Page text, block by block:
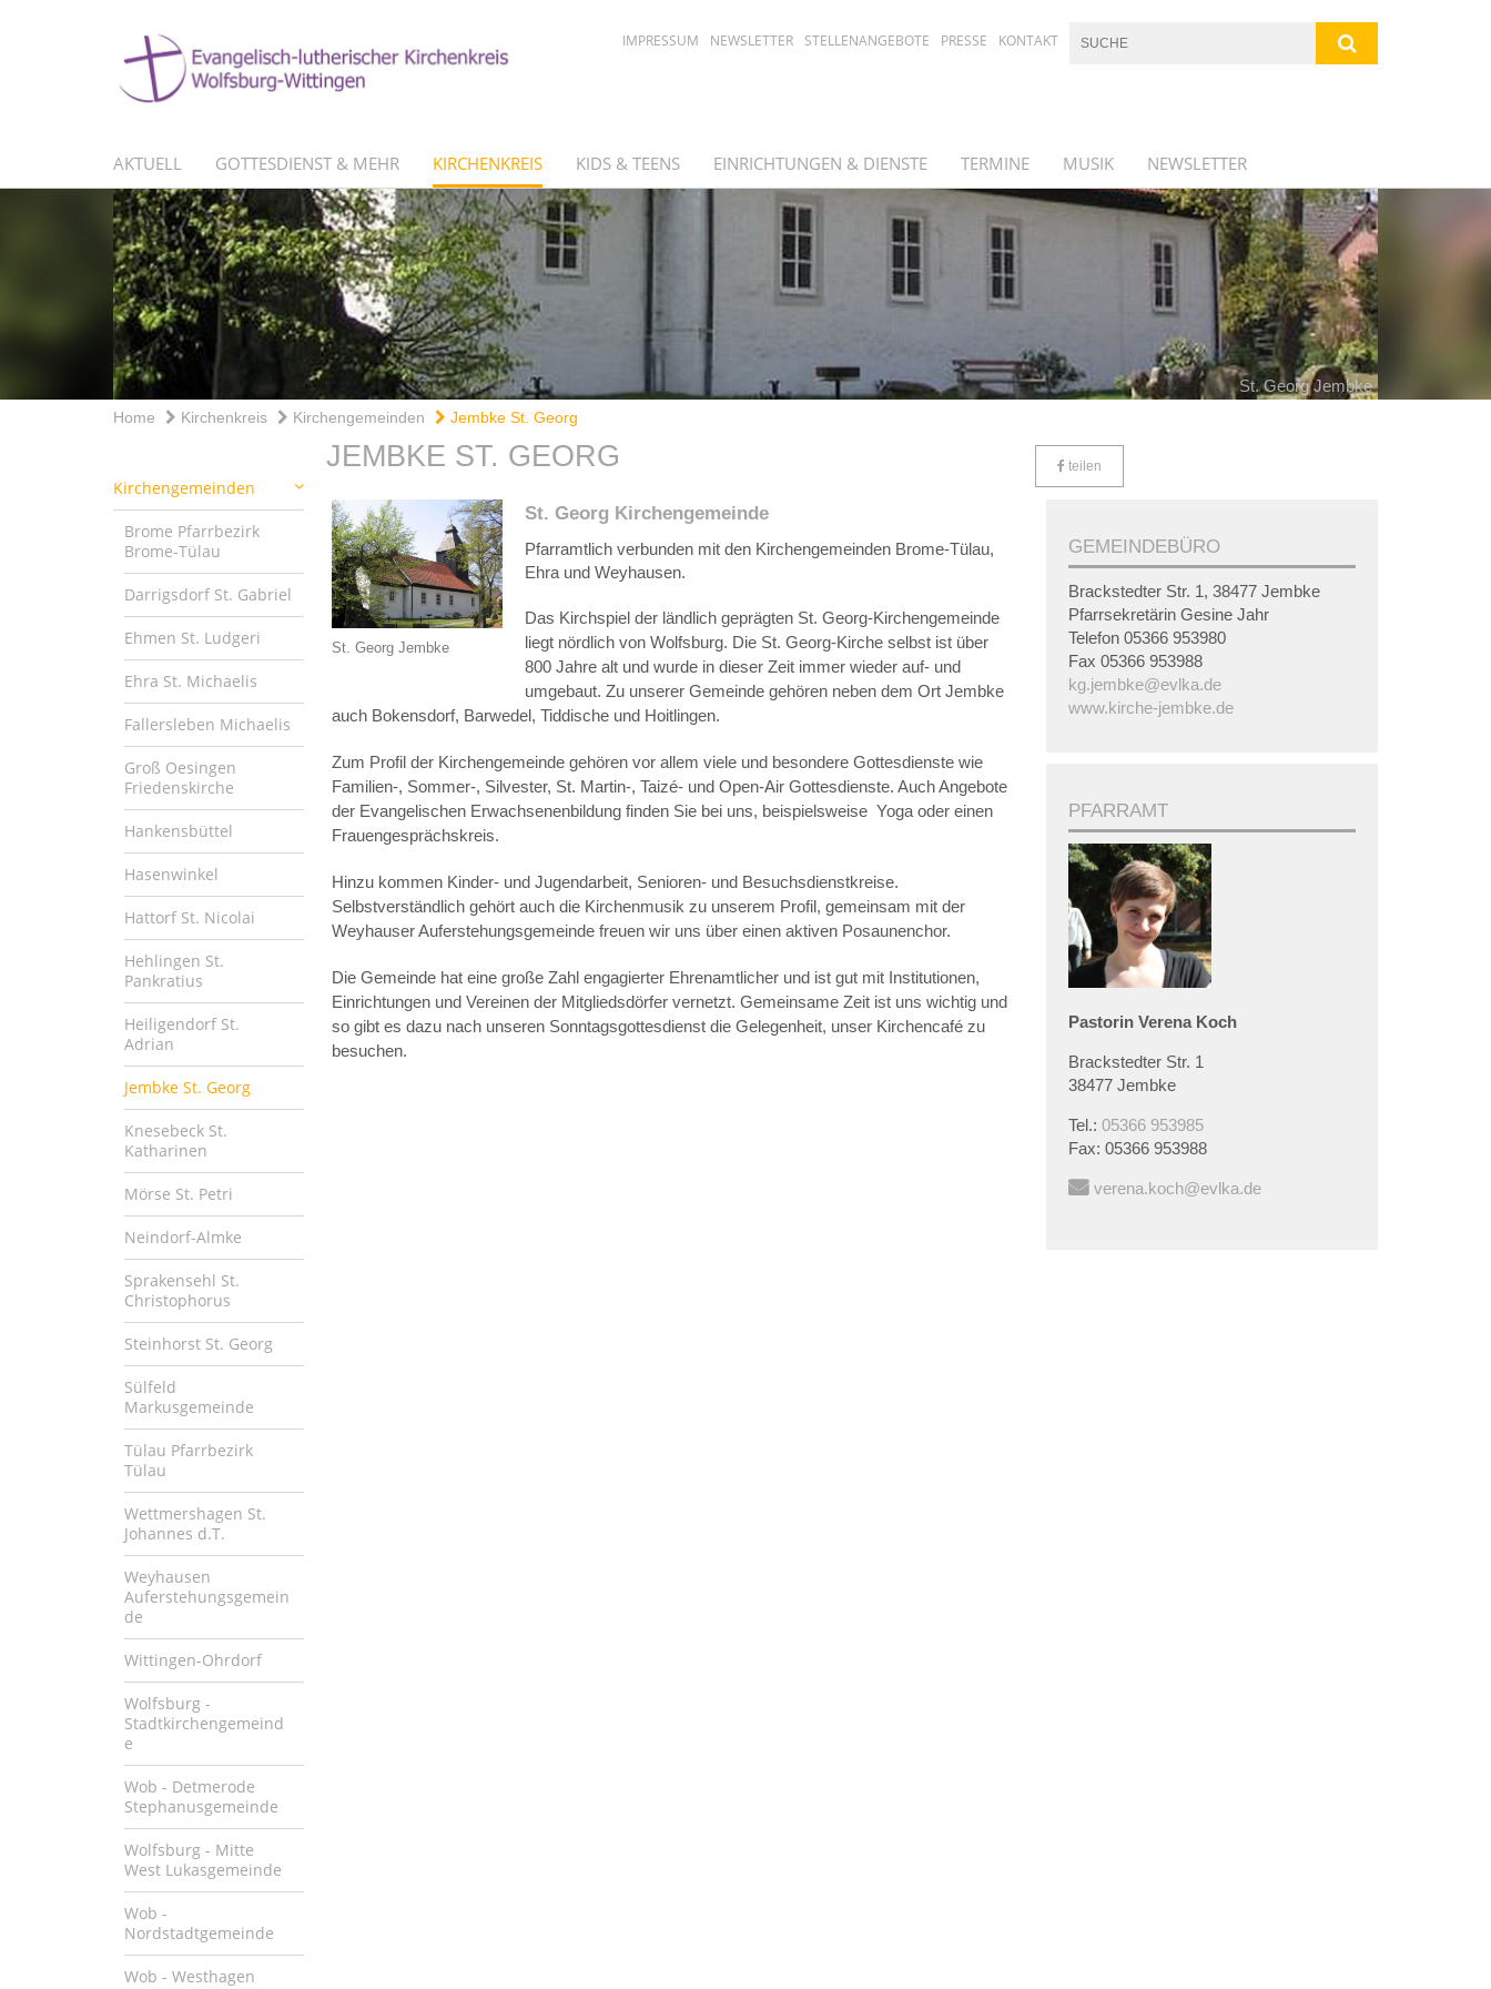
IMPRESSUM NEWSLETTER STELLENANGEBOTE PRESSE KONTAKT
AKTUELL GOTTESDIENST & MEHR KIRCHENKREIS KIDS & TEENS EINRICHTUNGEN & DIENSTE TERMINE MUSIK NEWSLETTER
St. Georg Jembke
Home Kirchenkreis Kirchengemeinden Jembke St. Georg
Kirchengemeinden
Brome Pfarrbezirk
Brome-Tülau
Darrigsdorf St. Gabriel
Ehmen St. Ludgeri
Ehra St. Michaelis
Fallersleben Michaelis
Groß Oesingen
Friedenskirche
Hankensbüttel
Hasenwinkel
Hattorf St. Nicolai
Hehlingen St.
Pankratius
Heiligendorf St.
Adrian
Jembke St. Georg
Knesebeck St.
Katharinen
Mörse St. Petri
Neindorf-Almke
Sprakensehl St.
Christophorus
Steinhorst St. Georg
Sülfeld
Markusgemeinde
Tülau Pfarrbezirk
Tülau
Wettmershagen St.
Johannes d.T.
Weyhausen
Auferstehungsgemein
de
Wittingen-Ohrdorf
Wolfsburg -
Stadtkirchengemeind
e
Wob - Detmerode
Stephanusgemeinde
Wolfsburg - Mitte
West Lukasgemeinde
Wob -
Nordstadtgemeinde
Wob - Westhagen
JEMBKE ST. GEORG teilen
St. Georg Jembke
St. Georg Kirchengemeinde
Pfarramtlich verbunden mit den Kirchengemeinden Brome-Tülau,
Ehra und Weyhausen.
Das Kirchspiel der ländlich geprägten St. Georg-Kirchengemeinde
liegt nördlich von Wolfsburg. Die St. Georg-Kirche selbst ist über
800 Jahre alt und wurde in dieser Zeit immer wieder auf- und
umgebaut. Zu unserer Gemeinde gehören neben dem Ort Jembke
auch Bokensdorf, Barwedel, Tiddische und Hoitlingen.
Zum Profil der Kirchengemeinde gehören vor allem viele und besondere Gottesdienste wie
Familien-, Sommer-, Silvester, St. Martin-, Taizé- und Open-Air Gottesdienste. Auch Angebote
der Evangelischen Erwachsenenbildung finden Sie bei uns, beispielsweise Yoga oder einen
Frauengesprächskreis.
Hinzu kommen Kinder- und Jugendarbeit, Senioren- und Besuchsdienstkreise.
Selbstverständlich gehört auch die Kirchenmusik zu unserem Profil, gemeinsam mit der
Weyhauser Auferstehungsgemeinde freuen wir uns über einen aktiven Posaunenchor.
Die Gemeinde hat eine große Zahl engagierter Ehrenamtlicher und ist gut mit Institutionen,
Einrichtungen und Vereinen der Mitgliedsdörfer vernetzt. Gemeinsame Zeit ist uns wichtig und
so gibt es dazu nach unseren Sonntagsgottesdienst die Gelegenheit, unser Kirchencafé zu
besuchen.
GEMEINDEBÜRO
Brackstedter Str. 1, 38477 Jembke
Pfarrsekretärin Gesine Jahr
Telefon 05366 953980
Fax 05366 953988
kg.jembke@evlka.de
www.kirche-jembke.de
PFARRAMT
Pastorin Verena Koch
Brackstedter Str. 1
38477 Jembke
Tel.: 05366 953985
Fax: 05366 953988
verena.koch@evlka.de